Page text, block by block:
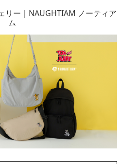
リー｜NAUGHTIAM ノーティア
ム